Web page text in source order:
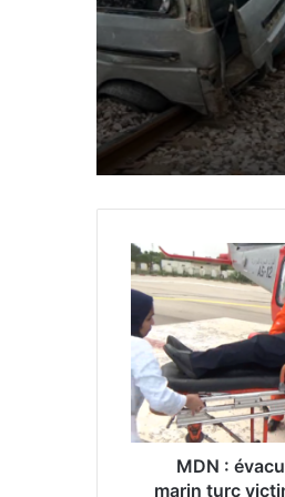
M
D
N
v
c
u
MDN :
marin turc